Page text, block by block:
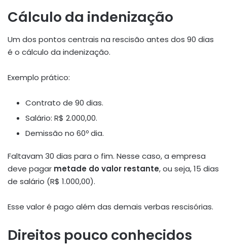
Cálculo da indenização
Um dos pontos centrais na rescisão antes dos 90 dias
é o cálculo da indenização.
Exemplo prático:
Contrato de 90 dias.
Salário: R$ 2.000,00.
Demissão no 60º dia.
Faltavam 30 dias para o fim. Nesse caso, a empresa
deve pagar metade do valor restante, ou seja, 15 dias
de salário (R$ 1.000,00).
Esse valor é pago além das demais verbas rescisórias.
Direitos pouco conhecidos